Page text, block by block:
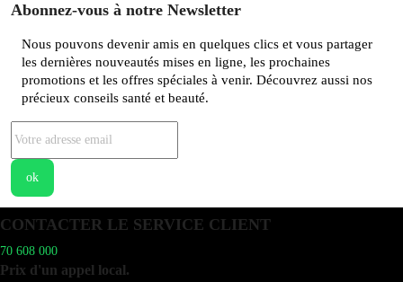
Abonnez-vous à notre Newsletter
Nous pouvons devenir amis en quelques clics et vous partager
les dernières nouveautés mises en ligne, les prochaines
promotions et les offres spéciales à venir. Découvrez aussi nos
précieux conseils santé et beauté.
CONTACTER LE SERVICE CLIENT
70 608 000
Prix d'un appel local.